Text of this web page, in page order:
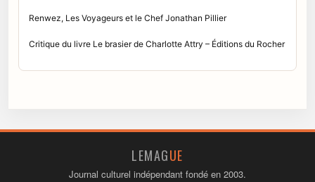
Renwez, Les Voyageurs et le Chef Jonathan Pillier
Critique du livre Le brasier de Charlotte Attry – Éditions du Rocher
LEMAGUE
Journal culturel indépendant fondé en 2003.